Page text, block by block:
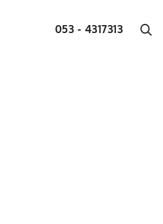
053 - 4317313